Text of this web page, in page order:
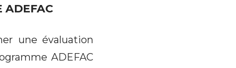
ADEFAC
une évaluation
ADEFAC